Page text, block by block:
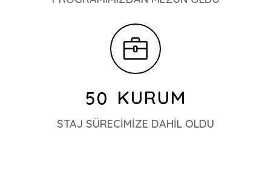
50 KURUM
STAJ SÜRECİMİZE DAHİL OLDU